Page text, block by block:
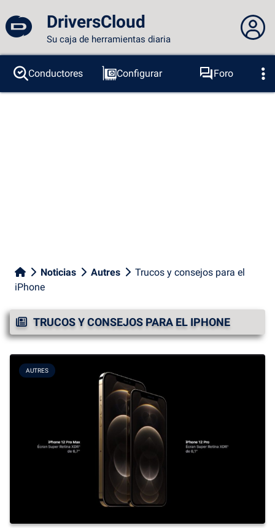
DriversCloud
Su caja de herramientas diaria
No estás conectado...
Acceder al sitio
Conductores Configurar
Foro
Sondas
BSOD Herramientas
Noticias Autres
Trucos y consejos para el
iPhone
TRUCOS Y CONSEJOS PARA EL IPHONE
AUTRES